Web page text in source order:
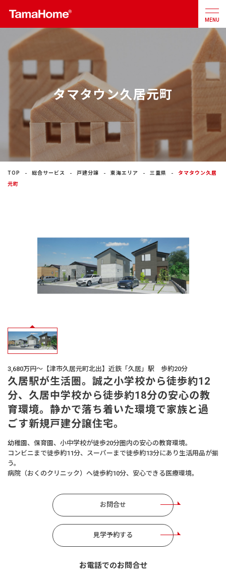
お問合せ
注文住宅
戸建分譲 住宅
リフォーム
生活サービス・ その他
MENU
タマタウン久居元町
TOP 総合サービス 戸建分譲 東海エリア 三重県
タマタウン久居
元町
3,680万円～【津市久居元町北出】近鉄「久居」駅 歩約20分
久居駅が生活圏。誠之小学校から徒歩約12
分、久居中学校から徒歩約18分の安心の教
育環境。静かで落ち着いた環境で家族と過
ごす新規戸建分譲住宅。
幼稚園、保育園、小中学校が徒歩20分圏内の安心の教育環境。
コンビニまで徒歩約11分、スーパーまで徒歩約13分にあり生活用品が揃
う。
病院（おくのクリニック）へ徒歩約10分、安心できる医療環境。
お問合せ
見学予約する
お電話でのお問合せ